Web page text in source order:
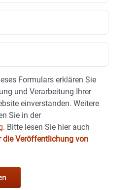
Formulars erklären Sie
und Verarbeitung Ihrer
einverstanden. Weitere
Sie in der
Bitte lesen Sie hier auch
die Veröffentlichung von